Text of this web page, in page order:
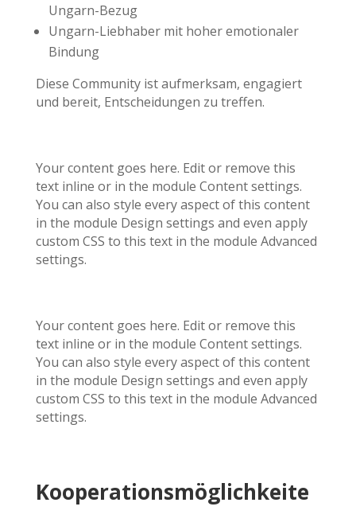
Ungarn-Bezug
Ungarn-Liebhaber mit hoher emotionaler
Bindung
Diese Community ist aufmerksam, engagiert
und bereit, Entscheidungen zu treffen.
Your content goes here. Edit or remove this
text inline or in the module Content settings.
You can also style every aspect of this content
in the module Design settings and even apply
custom CSS to this text in the module Advanced
settings.
Your content goes here. Edit or remove this
text inline or in the module Content settings.
You can also style every aspect of this content
in the module Design settings and even apply
custom CSS to this text in the module Advanced
settings.
Kooperationsmöglichkeite